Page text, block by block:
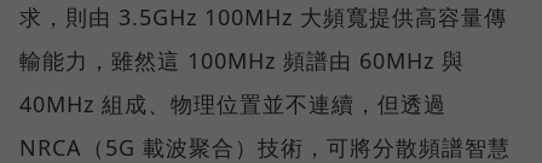
求，則由 3.5GHz 100MHz 大頻寬提供高容量傳
輸能力，雖然這 100MHz 頻譜由 60MHz 與
40MHz 組成、物理位置並不連續，但透過
NRCA（5G 載波聚合）技術，可將分散頻譜智慧